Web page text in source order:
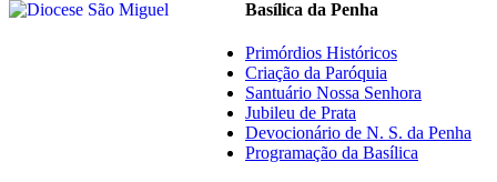
Basílica da Penha
Primórdios Históricos
Criação da Paróquia
Santuário Nossa Senhora
Jubileu de Prata
Devocionário de N. S. da Penha
Programação da Basílica